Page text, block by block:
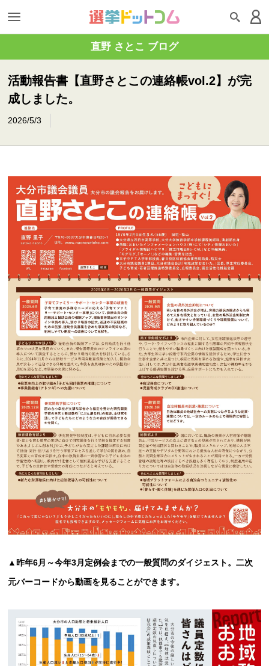
直野 さとこ ブログ
活動報告書【直野さとこの連絡帳vol.2】が完
成しました。
2026/5/3
▲昨年6月～今年3月定例会までの一般質問のダイジェスト。二次
元バーコードから動画を見ることができます。